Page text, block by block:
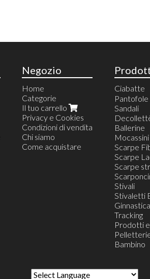
Negozio
Home
Categorie
Il tuo carrello
Privacy e Cookies
Condizioni di vendita
Chi siamo
Come acquistare
Ciabatte
Ciabatte
Ciabatte
Ciabatte
Ciabatte
Ciabatte
Ciabatte
Ciabatte
Ciabatte
Ciabatte
Ciabatte
Pantofole
Sandali
Ballerine
Mocassini
Scarpe
Scarpe
Scarpe
Stivali
Stivaletti
Tracking
Prodotti
Bambino